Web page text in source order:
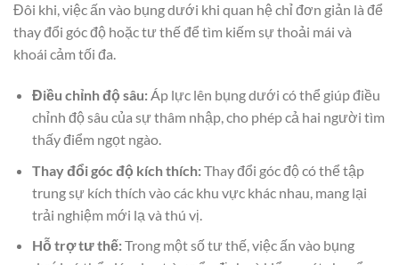
Đôi khi, việc ấn vào bụng dưới khi quan hệ chỉ đơn giản là để
thay đổi góc độ hoặc tư thế để tìm kiếm sự thoải mái và
khoái cảm tối đa.
Điều chỉnh độ sâu:Áp lực lên bụng dưới có thể giúp điều
chỉnh độ sâu của sự thâm nhập, cho phép cả hai người tìm
thấy điểm ngọt ngào.
Thay đổi góc độ kích thích:Thay đổi góc độ có thể tập
trung sự kích thích vào các khu vực khác nhau, mang lại
trải nghiệm mới lạ và thú vị.
Hỗ trợ tư thế:Trong một số tư thế, việc ấn vào bụng